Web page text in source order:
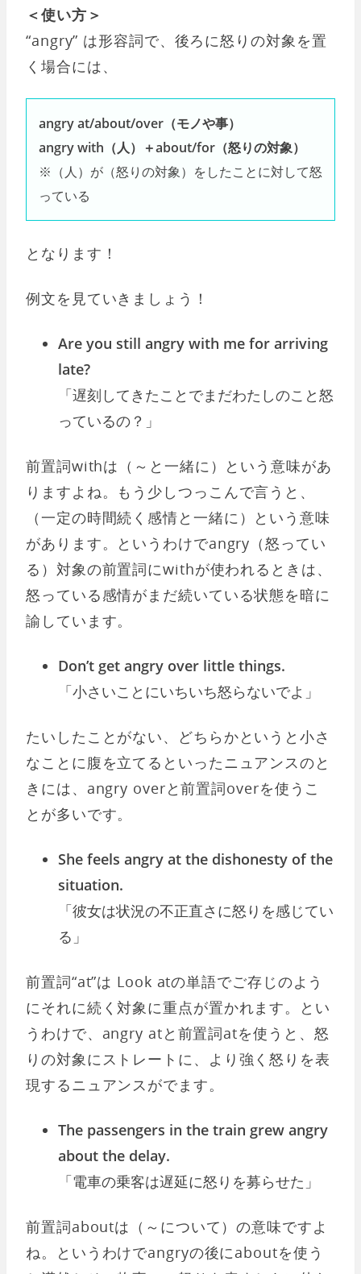
＜使い方＞
“angry” は形容詞で、後ろに怒りの対象を置
く場合には、
angry at/about/over（モノや事）
angry with（人）＋about/for（怒りの対象）
※（人）が（怒りの対象）をしたことに対して怒
っている
となります！
例文を見ていきましょう！
Are you still angry with me for arriving
late?
「遅刻してきたことでまだわたしのこと怒
っているの？」
前置詞withは（～と一緒に）という意味があ
りますよね。もう少しつっこんで言うと、
（一定の時間続く感情と一緒に）という意味
があります。というわけでangry（怒ってい
る）対象の前置詞にwithが使われるときは、
怒っている感情がまだ続いている状態を暗に
諭しています。
Don’t get angry over little things.
「小さいことにいちいち怒らないでよ」
たいしたことがない、どちらかというと小さ
なことに腹を立てるといったニュアンスのと
きには、angry overと前置詞overを使うこ
とが多いです。
She feels angry at the dishonesty of the
situation.
「彼女は状況の不正直さに怒りを感じてい
る」
前置詞“at”は Look atの単語でご存じのよう
にそれに続く対象に重点が置かれます。とい
うわけで、angry atと前置詞atを使うと、怒
りの対象にストレートに、より強く怒りを表
現するニュアンスがでます。
The passengers in the train grew angry
about the delay.
「電車の乗客は遅延に怒りを募らせた」
前置詞aboutは（～について）の意味ですよ
ね。というわけでangryの後にaboutを使う